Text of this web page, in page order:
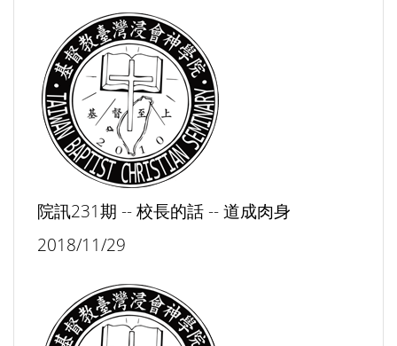
院訊231期 -- 校長的話 -- 道成肉身
2018/11/29